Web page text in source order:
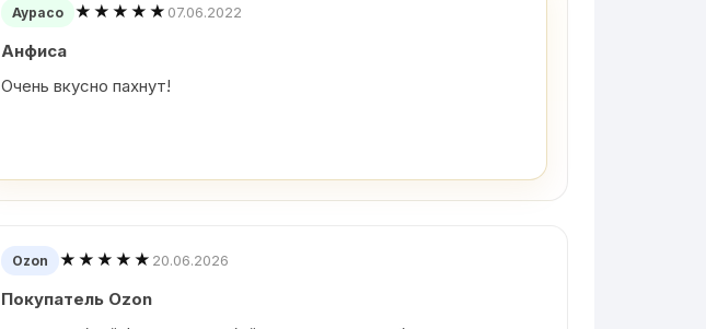
Аурасо ★★★★★ 07.06.2022
Анфиса
Очень вкусно пахнут!
Ozon ★★★★★ 20.06.2026
Покупатель Ozon